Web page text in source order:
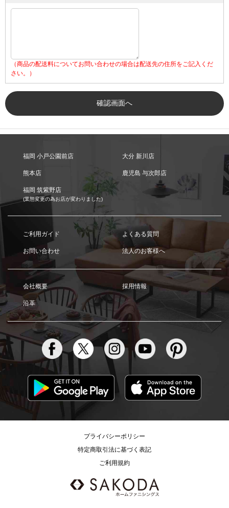
（商品の配送料についてお問い合わせの場合は配送先の住所をご記入くだ
さい。）
福岡 小戸公園前店 大分 新川店
熊本店 鹿児島 与次郎店
福岡 筑紫野店
(業態変更の為お店が変わりました)
ご利用ガイド よくある質問
お問い合わせ 法人のお客様へ
会社概要 採用情報
沿革
プライバシーポリシー
特定商取引法に基づく表記
ご利用規約